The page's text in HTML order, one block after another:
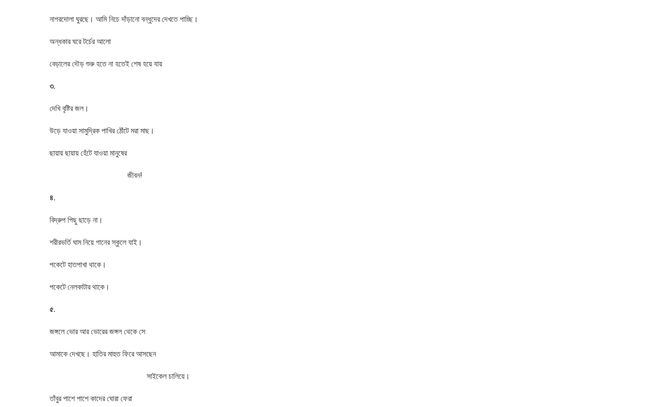
নাগরদোলা ঘুরছে। আমি নিচে দাঁড়ানো বন্ধুদের দেখতে পাচ্ছি।
অন্ধকার ঘরে টর্চের আলো
বেড়ালের দৌড় শুরু হতে না হতেই শেষ হয়ে যায়
৩.
দেখি বৃষ্টির জল।
উড়ে যাওয়া সামুদ্রিক পাখির ঠোঁটে মরা মাছ।
ছায়ায় ছায়ায় হেঁটে যাওয়া মানুষের
জীবন!
৪.
বিদ্রুপ পিছু ছাড়ে না।
শরীরভর্তি ঘাম নিয়ে গানের স্কুলে যাই।
পকেটে হাতপাখা থাকে।
পকেটে নেলকাটার থাকে।
৫.
জঙ্গলে ভোর আর ভোরের জঙ্গল থেকে সে
আমাকে দেখছে। হাতির মাহুত ফিরে আসছেন
সাইকেল চালিয়ে।
তাঁবুর পাশে পাশে কাদের ঘোরা ফেরা